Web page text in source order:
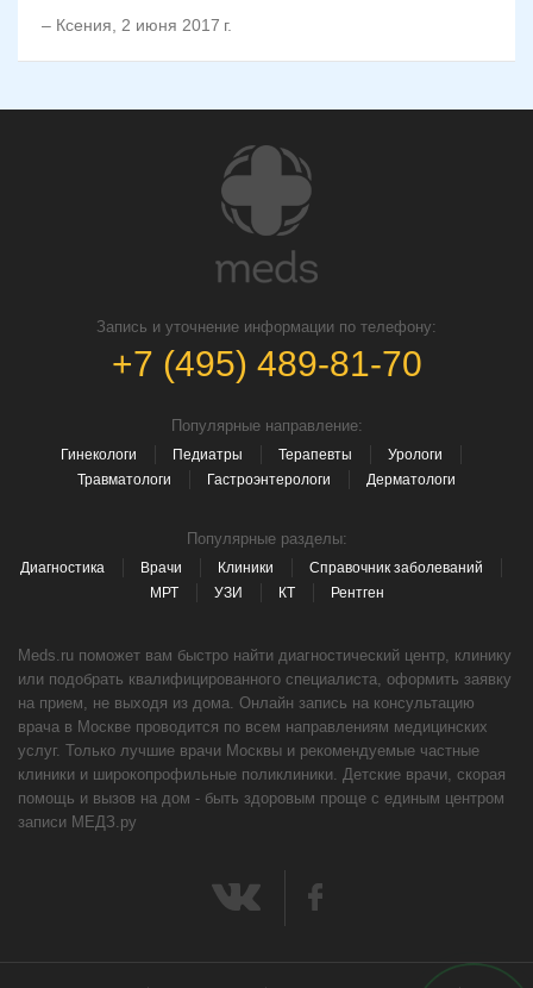
– Ксения, 2 июня 2017 г.
Запись и уточнение информации по телефону:
+7 (495) 489-81-70
Популярные направление:
Гинекологи Педиатры Терапевты
Урологи
Травматологи
Гастроэнтерологи Дерматологи
Популярные разделы:
Диагностика Врачи Клиники
Справочник заболеваний
МРТ
УЗИ КТ Рентген
Meds.ru поможет вам быстро найти диагностический центр, клинику
или подобрать квалифицированного специалиста, оформить заявку
на прием, не выходя из дома. Онлайн запись на консультацию
врача в Москве проводится по всем направлениям медицинских
услуг. Только лучшие врачи Москвы и рекомендуемые частные
клиники и широкопрофильные поликлиники. Детские врачи, скорая
помощь и вызов на дом - быть здоровым проще с единым центром
записи МЕДЗ.ру